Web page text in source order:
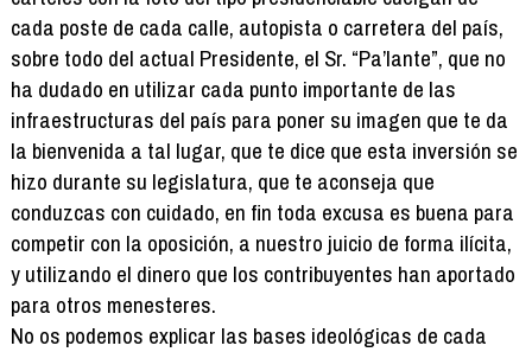
cada poste de cada calle, autopista o carretera del país,
sobre todo del actual Presidente, el Sr. “Pa’lante”, que no
ha dudado en utilizar cada punto importante de las
infraestructuras del país para poner su imagen que te da
la bienvenida a tal lugar, que te dice que esta inversión se
hizo durante su legislatura, que te aconseja que
conduzcas con cuidado, en fin toda excusa es buena para
competir con la oposición, a nuestro juicio de forma ilícita,
y utilizando el dinero que los contribuyentes han aportado
para otros menesteres.
No os podemos explicar las bases ideológicas de cada